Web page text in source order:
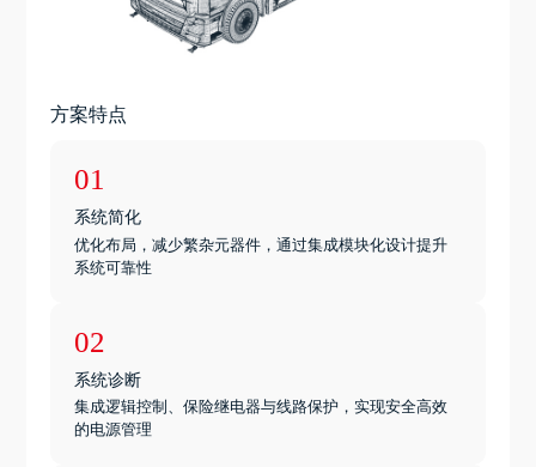
方案特点
01
系统简化
优化布局，减少繁杂元器件，通过集成模块化设计提升
系统可靠性
02
系统诊断
集成逻辑控制、保险继电器与线路保护，实现安全高效
的电源管理